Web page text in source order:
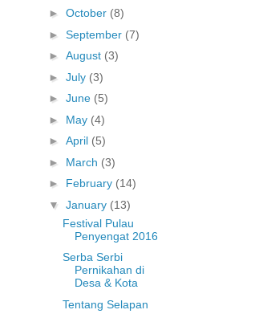
► October (8)
► September (7)
► August (3)
► July (3)
► June (5)
► May (4)
► April (5)
► March (3)
► February (14)
▼ January (13)
Festival Pulau
Penyengat 2016
Serba Serbi
Pernikahan di
Desa & Kota
Tentang Selapan